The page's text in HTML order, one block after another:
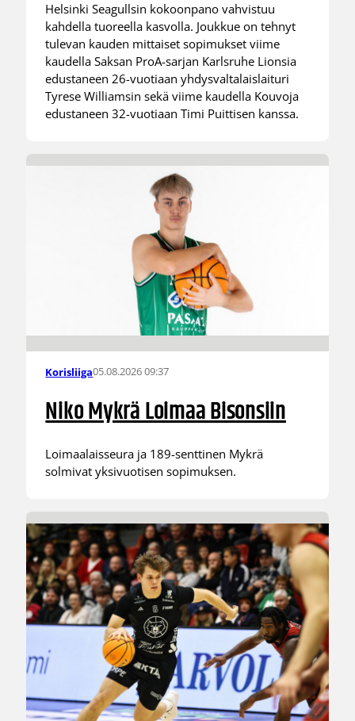
Helsinki Seagullsin kokoonpano vahvistuu
kahdella tuoreella kasvolla. Joukkue on tehnyt
tulevan kauden mittaiset sopimukset viime
kaudella Saksan ProA-sarjan Karlsruhe Lionsia
edustaneen 26-vuotiaan yhdysvaltalaislaituri
Tyrese Williamsin sekä viime kaudella Kouvoja
edustaneen 32-vuotiaan Timi Puittisen kanssa.
Korisliiga05.08.2026 09:37
Niko Mykrä Loimaa Bisonsiin
Loimaalaisseura ja 189-senttinen Mykrä
solmivat yksivuotisen sopimuksen.